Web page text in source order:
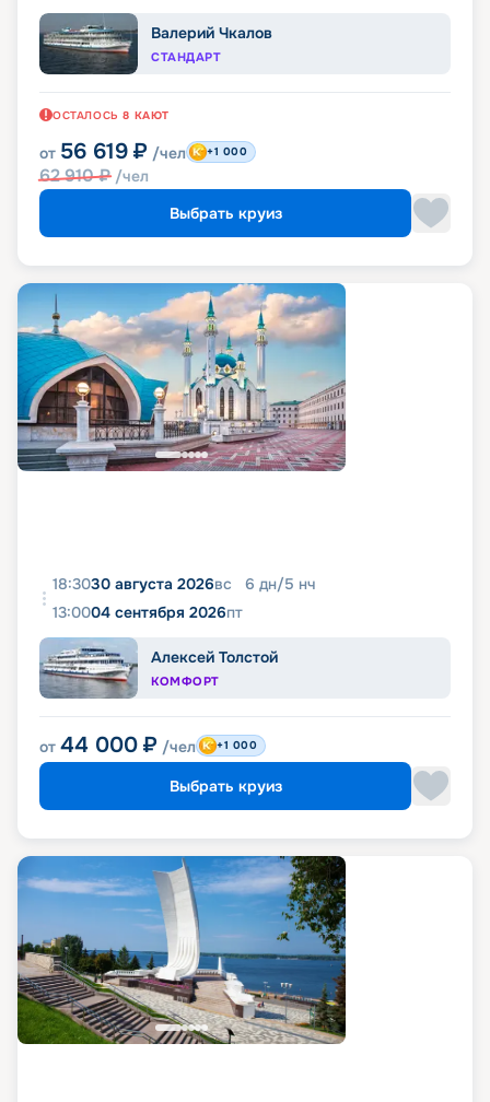
Валерий Чкалов
СТАНДАРТ
ОСТАЛОСЬ 8 КАЮТ
от 56 619 ₽ /чел
62 910₽ /чел
+1 000
Выбрать круиз
18:3030 августа 2026вс 6 дн/5 нч
13:0004 сентября 2026пт
Алексей Толстой
КОМФОРТ
от 44 000 ₽ /чел +1 000
Выбрать круиз